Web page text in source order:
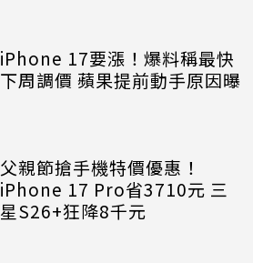
iPhone 17要漲！爆料稱最快
下周調價 蘋果提前動手原因曝
父親節搶手機特價優惠！
iPhone 17 Pro省3710元 三
星S26+狂降8千元